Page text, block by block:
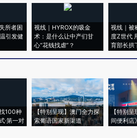
所者困
引发健
视线｜HYROX的吸金
术：是什么让中产们甘
心“花钱找虐”？
视线｜被
度Z世代
育部长拱
100种
·第一对
【特别呈现】澳门全力探
索葡语国家新渠道
【特别
间便利店